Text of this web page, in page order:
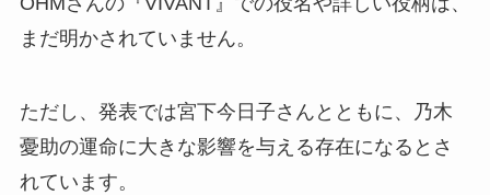
まだ明かされていません。
ただし、発表では宮下今日子さんとともに、乃木
憂助の運命に大きな影響を与える存在になるとさ
れています。